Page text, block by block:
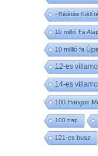
- Rálátás
10 millió Fa
10 millió fa
12-es
14-es
100 Hangos
100 nap
121-es busz